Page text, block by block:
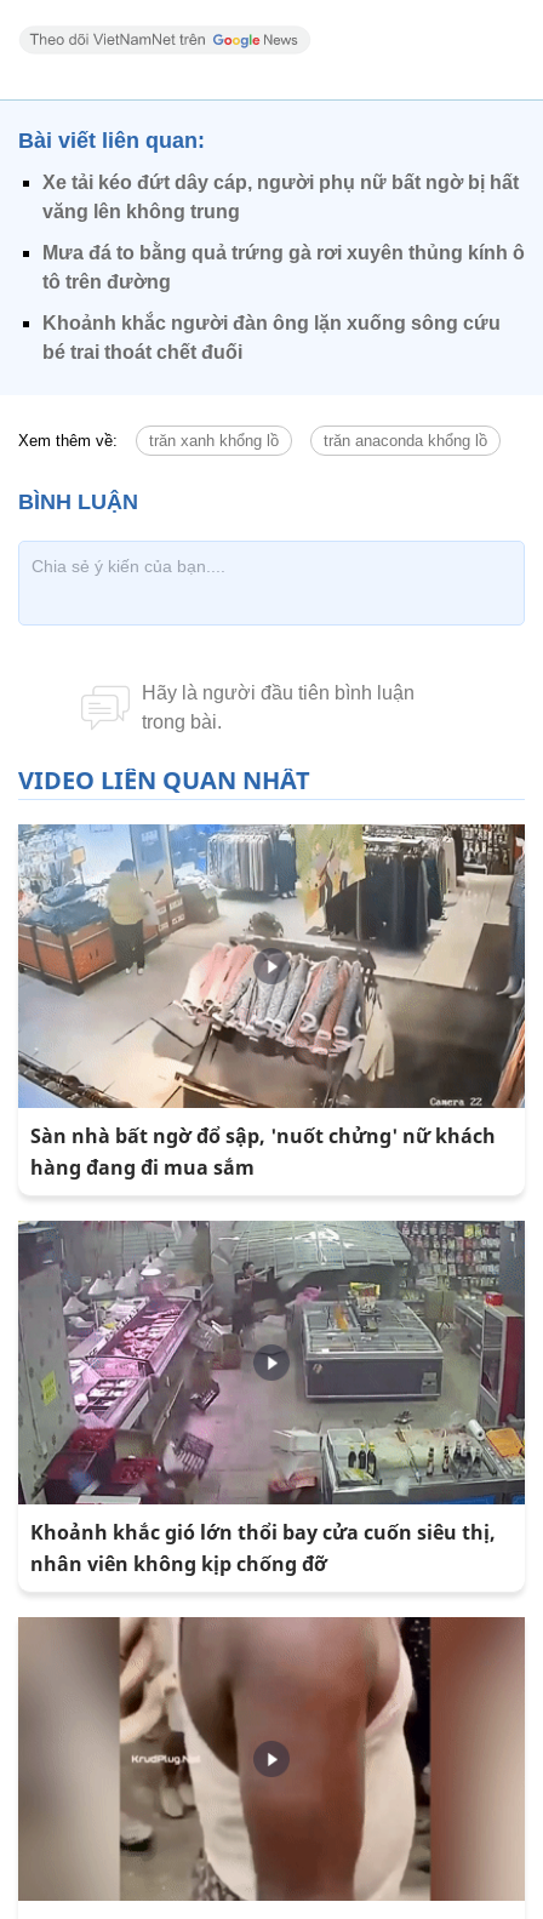
Bài viết liên quan:
Xe tải kéo đứt dây cáp, người phụ nữ bất ngờ bị hất
văng lên không trung
Mưa đá to bằng quả trứng gà rơi xuyên thủng kính ô
tô trên đường
Khoảnh khắc người đàn ông lặn xuống sông cứu
bé trai thoát chết đuối
Xem thêm về: trăn xanh khổng lồ trăn anaconda khổng lồ
VIDEO LIÊN QUAN NHẤT
Sàn nhà bất ngờ đổ sập, 'nuốt chửng' nữ khách
hàng đang đi mua sắm
Khoảnh khắc gió lớn thổi bay cửa cuốn siêu thị,
nhân viên không kịp chống đỡ